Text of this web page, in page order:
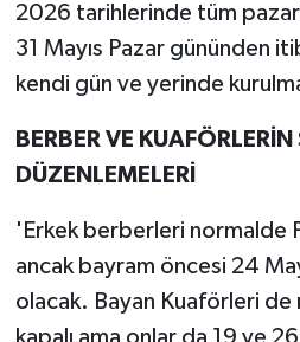
2026 tarihlerinde tüm
31 Mayıs Pazar gününden
kendi gün ve yerinde
BERBER VE
DÜZENLEMELERİ
'Erkek berberleri normalde
ancak bayram öncesi 24
olacak. Bayan Kuaförleri de